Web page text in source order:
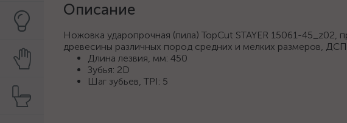
Описание
Ножовка ударопрочная (пила) TopCut STAYER 15061-45_z02,
древесины различных пород средних и мелких размеров,
Длина лезвия, мм: 450
Зубья: 2D
Шаг зубьев, TPI: 5